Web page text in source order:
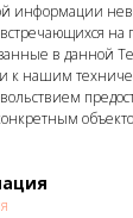
информации
на
в данной
к нашим